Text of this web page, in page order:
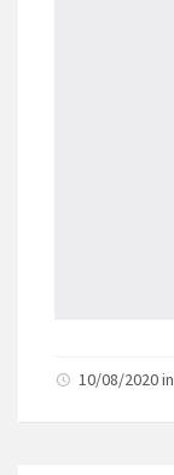
10/08/2020in